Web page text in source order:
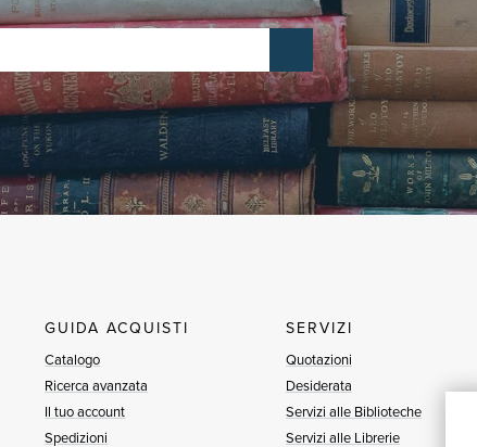
GUIDA ACQUISTI
Catalogo
Ricerca avanzata
Il tuo account
Spedizioni
SERVIZI
Quotazioni
Desiderata
Servizi alle Biblioteche
Servizi alle Librerie